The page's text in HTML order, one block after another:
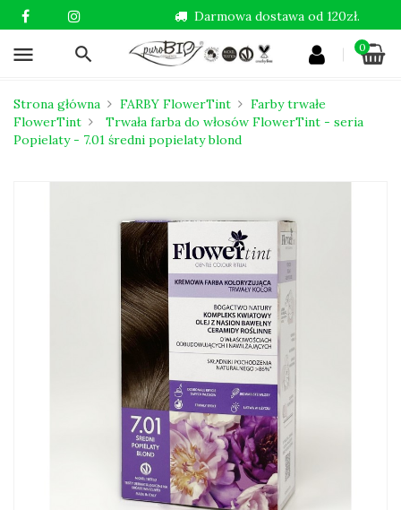
menu 0
Darmowa dostawa od 120zł.
Strona główna FARBY FlowerTint
Farby trwałe
FlowerTint
Trwała farba do włosów FlowerTint - seria
Popielaty - 7.01 średni popielaty blond